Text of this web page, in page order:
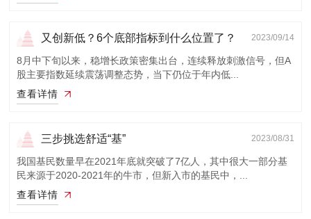
又创新低？6个底部指标到什么位置了？ 2023/09/14
8月中下旬以来，稳增长政策密集出台，连续释放刺激信号，但A
股主要指数延续震荡调整态势，当下仍位于年内低...
查看详情
三步挑选舒适“基” 2023/08/31
我国基民数量早在2021年底就突破了7亿人，其中很大一部分基
民来源于2020-2021年的牛市，但新入市的基民中，...
查看详情